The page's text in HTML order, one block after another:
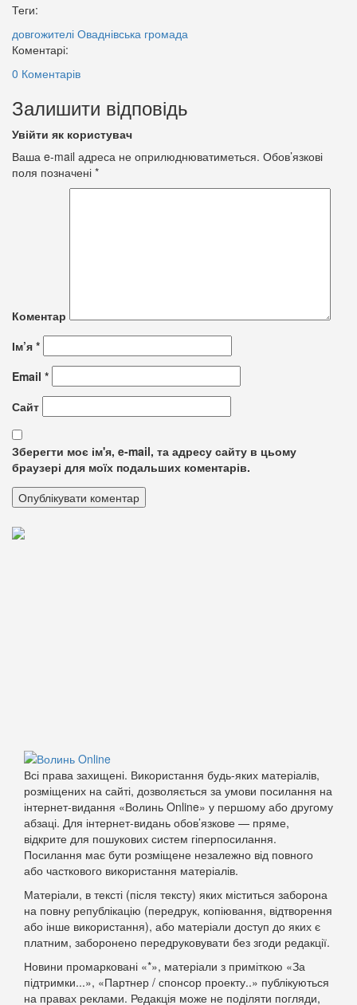
Теги:
довгожителі Оваднівська громада
Коментарі:
0 Коментарів
Залишити відповідь
Увійти як користувач
Ваша e-mail адреса не оприлюднюватиметься. Обов’язкові
поля позначені *
Коментар
Ім’я *
Email *
Сайт
Зберегти моє ім'я, e-mail, та адресу сайту в цьому
браузері для моїх подальших коментарів.
Всі права захищені. Використання будь-яких матеріалів,
розміщених на сайті, дозволяється за умови посилання на
інтернет-видання «Волинь Online» у першому або другому
абзаці. Для інтернет-видань обов’язкове — пряме,
відкрите для пошукових систем гіперпосилання.
Посилання має бути розміщене незалежно від повного
або часткового використання матеріалів.
Матеріали, в тексті (після тексту) яких міститься заборона
на повну републікацію (передрук, копіювання, відтворення
або інше використання), або матеріали доступ до яких є
платним, заборонено передруковувати без згоди редакції.
Новини промарковані «*», матеріали з приміткою «За
підтримки...», «Партнер / спонсор проекту..» публікуються
на правах реклами. Редакція може не поділяти погляди,